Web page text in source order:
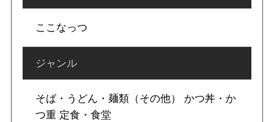
ここなっつ
ジャンル
そば・うどん・麺類（その他） かつ丼・か
つ重 定食・食堂